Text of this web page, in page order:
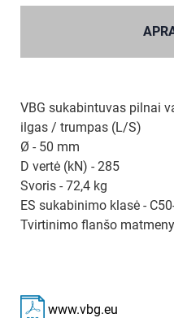
VBG sukabintuvas pilnai
ilgas / trumpas (L/S)
Ø - 50 mm
D vertė (kN) - 285
Svoris - 72,4 kg
ES sukabinimo klasė -
Tvirtinimo flanšo
www.vbg.eu